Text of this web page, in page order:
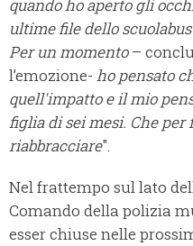
quando ho aperto gli
ultime file dello
Per un momento–
l’emozione- ho pensato
quell'impatto e il mio
figlia di sei mesi. Che
riabbracciare".
Nel frattempo sul lato
Comando della polizia
esser chiuse nelle